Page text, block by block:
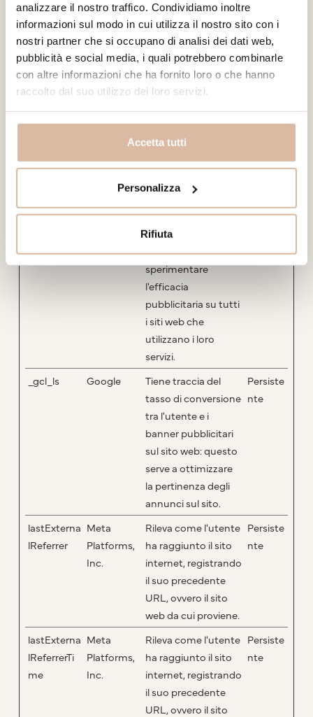
analizzare il nostro traffico. Condividiamo inoltre
informazioni sul modo in cui utilizza il nostro sito con i
nostri partner che si occupano di analisi dei dati web,
pubblicità e social media, i quali potrebbero combinarle
con altre informazioni che ha fornito loro o che hanno
raccolto dal suo utilizzo dei loro servizi.
Accetta tutti
Personalizza
Rifiuta
traccia dell'utente
su dispositivi e canali
di marketing.
_ga_# Google
Utilizzato per inviare
dati a Google
al dispositivo e al
comportamento
traccia dell'utente
su dispositivi e canali
di marketing.
Utilizzato da Google
AdSense per
sperimentare
l'efficacia
pubblicitaria su tutti
i siti web che
utilizzano i loro
servizi.
_gcl_ls Google
Tiene traccia del
tasso di conversione
tra l'utente e i
banner pubblicitari
sul sito web: questo
serve a ottimizzare
la pertinenza degli
annunci sul sito.
Persiste
nte
lastExterna
lReferrer
Meta
Platforms,
Inc.
Rileva come l'utente
ha raggiunto il sito
internet, registrando
il suo precedente
URL, ovvero il sito
web da cui proviene.
Persiste
nte
lastExterna
lReferrerTi
me
Meta
Platforms,
Inc.
Rileva come l'utente
ha raggiunto il sito
internet, registrando
il suo precedente
URL, ovvero il sito
Persiste
nte